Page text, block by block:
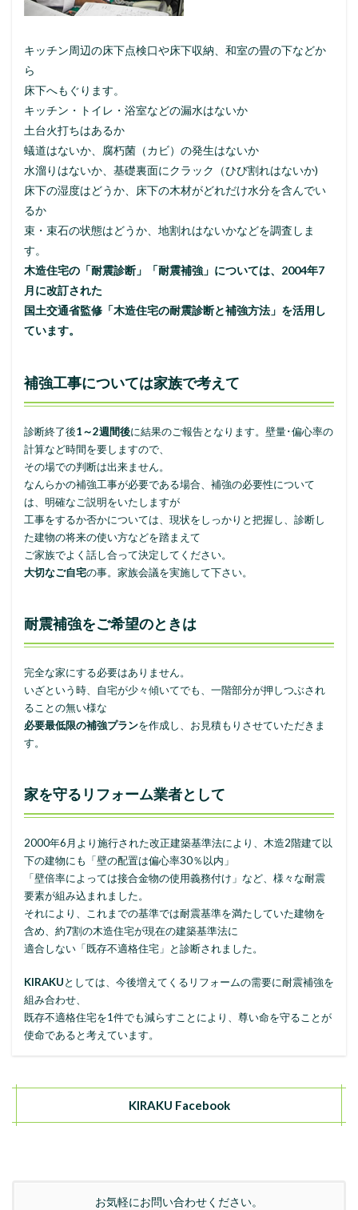
キッチン周辺の床下点検口や床下収納、和室の畳の下などか
ら
床下へもぐります。
キッチン・トイレ・浴室などの漏水はないか
土台火打ちはあるか
蟻道はないか、腐朽菌（カビ）の発生はないか
水溜りはないか、基礎裏面にクラック（ひび割れはないか)
床下の湿度はどうか、床下の木材がどれだけ水分を含んでい
るか
束・束石の状態はどうか、地割れはないかなどを調査しま
す。
木造住宅の「耐震診断」「耐震補強」については、2004年7
月に改訂された
国土交通省監修「木造住宅の耐震診断と補強方法」を活用し
ています。
補強工事については家族で考えて
診断終了後1～2週間後に結果のご報告となります。壁量･偏心率の
計算など時間を要しますので、
その場での判断は出来ません。
なんらかの補強工事が必要である場合、補強の必要性について
は、明確なご説明をいたしますが
工事をするか否かについては、現状をしっかりと把握し、診断し
た建物の将来の使い方などを踏まえて
ご家族でよく話し合って決定してください。
大切なご自宅の事。家族会議を実施して下さい。
耐震補強をご希望のときは
完全な家にする必要はありません。
いざという時、自宅が少々傾いてでも、一階部分が押しつぶされ
ることの無い様な
必要最低限の補強プランを作成し、お見積もりさせていただきま
す。
家を守るリフォーム業者として
2000年6月より施行された改正建築基準法により、木造2階建て以
下の建物にも「壁の配置は偏心率30％以内」
「壁倍率によっては接合金物の使用義務付け」など、様々な耐震
要素が組み込まれました。
それにより、これまでの基準では耐震基準を満たしていた建物を
含め、約7割の木造住宅が現在の建築基準法に
適合しない「既存不適格住宅」と診断されました。
KIRAKUとしては、今後増えてくるリフォームの需要に耐震補強を
組み合わせ、
既存不適格住宅を1件でも減らすことにより、尊い命を守ることが
使命であると考えています。
KIRAKU Facebook
お気軽にお問い合わせください。